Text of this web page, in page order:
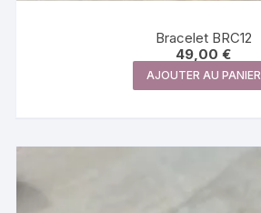
Bracelet BRC12
49,00€
AJOUTER AU PANIER